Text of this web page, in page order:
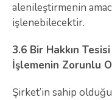
alenileştirmenin
işlenebilecektir.
3.6 Bir Hakkın
İşlemenin Zorunlu
Şirket’in sahip